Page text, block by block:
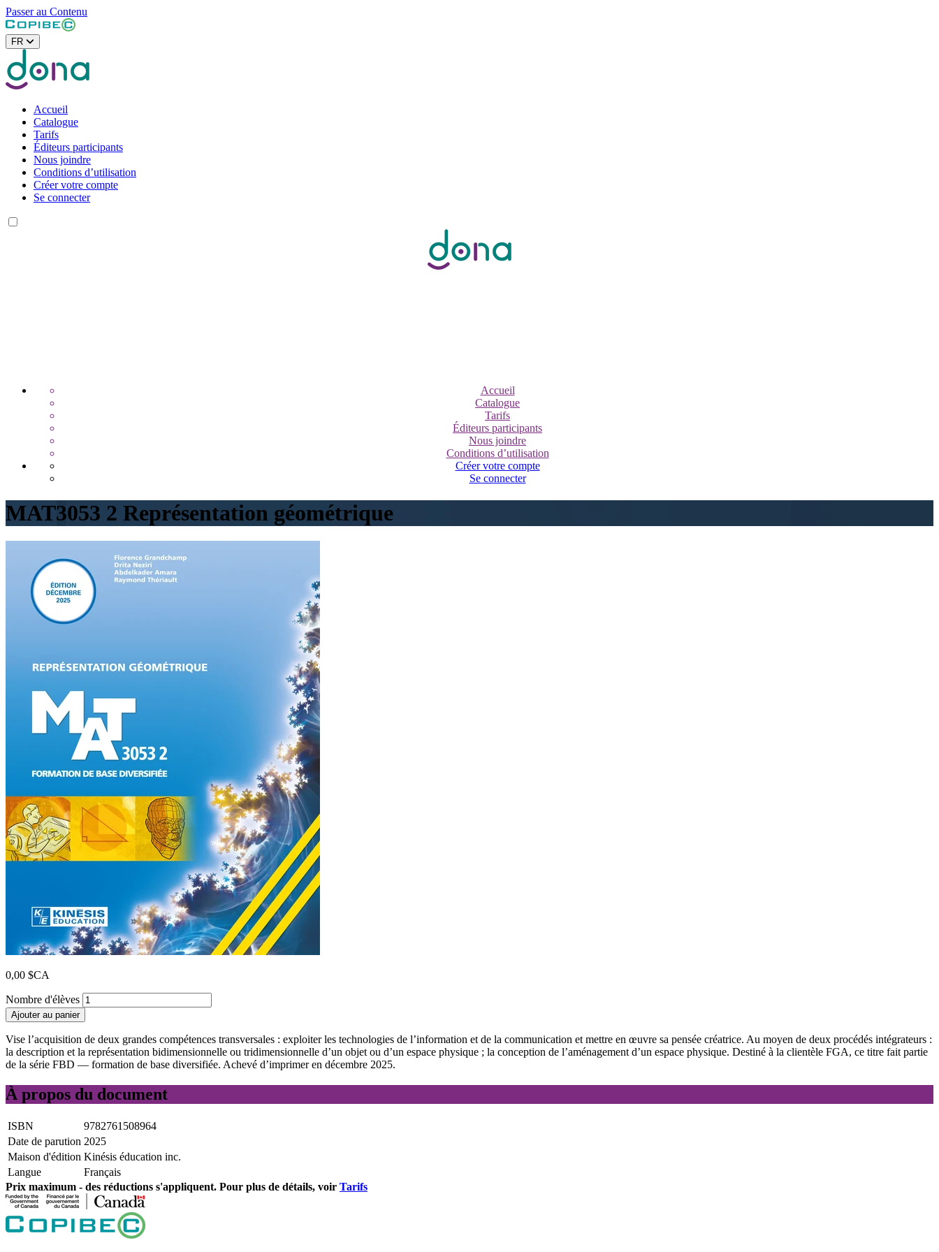
Passer au Contenu
FR
Accueil
Catalogue
Tarifs
Éditeurs participants
Nous joindre
Conditions d’utilisation
Créer votre compte
Se connecter
Accueil
Catalogue
Tarifs
Éditeurs participants
Nous joindre
Conditions d’utilisation
Créer votre compte
Se connecter
MAT3053 2 Représentation géométrique
0,00 $CA
Nombre d'élèves
Ajouter au panier
Vise l’acquisition de deux grandes compétences transversales : exploiter les technologies de l’information et de la communication et mettre en œuvre sa pensée créatrice. Au moyen de deux procédés intégrateurs :
la description et la représentation bidimensionnelle ou tridimensionnelle d’un objet ou d’un espace physique ; la conception de l’aménagement d’un espace physique. Destiné à la clientèle FGA, ce titre fait partie
de la série FBD — formation de base diversifiée. Achevé d’imprimer en décembre 2025.
À propos du document
ISBN
9782761508964
Date de parution 2025
Maison d'édition Kinésis éducation inc.
Langue
Français
Prix ​​maximum - des réductions s'appliquent. Pour plus de détails, voir Tarifs